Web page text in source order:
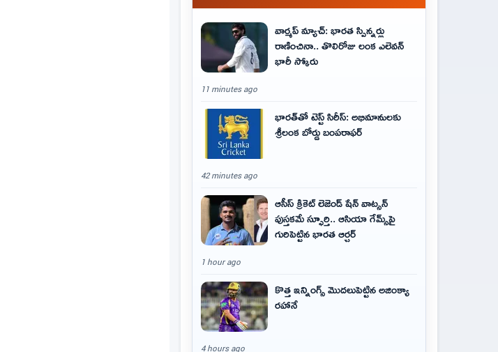
వార్మప్ మ్యాచ్: భారత స్పిన్నర్లు
రాణించినా.. తొలిరోజు లంక ఎలెవన్
భారీ స్కోరు
11 minutes ago
భారత్‌తో టెస్ట్ సిరీస్: అభిమానులకు
శ్రీలంక బోర్డు బంపరాఫర్
42 minutes ago
ఆసీస్ క్రికెట్ లెజెండ్ షేన్ వాట్సన్
పుస్తకమే స్ఫూర్తి.. ఆసియా గేమ్స్‌పై
గురిపెట్టిన భారత ఆర్చర్
1 hour ago
కొత్త ఇన్నింగ్స్ మొదలుపెట్టిన అజింక్యా
రహానే
4 hours ago